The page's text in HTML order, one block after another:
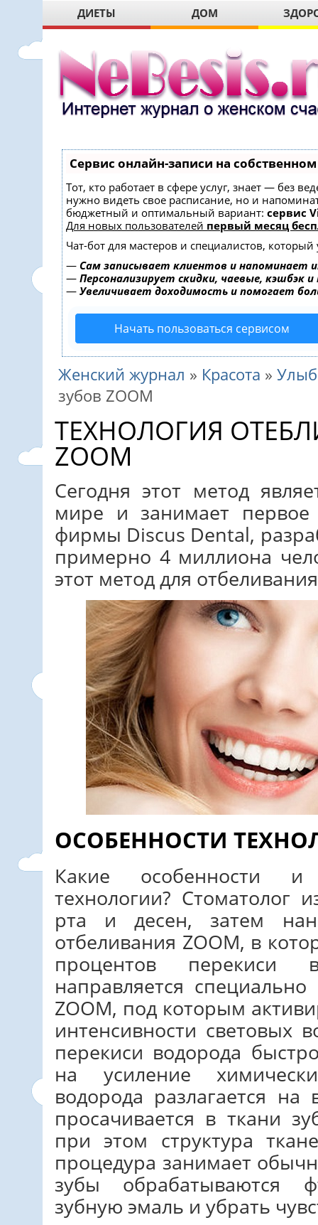
ДИЕТЫ ДОМ
Сервис онлайн-записи на
Тот, кто работает в сфере услуг, знает — без
нужно видеть свое расписание, но и
бюджетный и оптимальный вариант: сервис
Для новых пользователей первый месяц
Чат-бот для мастеров и специалистов,
— Сам записывает клиентов и напоминает
— Персонализирует скидки, чаевые, кэшбэк
— Увеличивает доходимость и помогает
Начать пользоваться сервисом
Женский журнал » Красота »
зубов ZOOM
ТЕХНОЛОГИЯ
ZOOM
Сегодня этот метод
мире и занимает
фирмы Discus Dental,
примерно 4 миллиона
этот метод для
ОСОБЕННОСТИ
Какие особенности и
технологии? Стоматолог
рта и десен, затем
отбеливания ZOOM, в
процентов перекиси
направляется
ZOOM, под которым
интенсивности световых
перекиси водорода
на усиление
водорода разлагается
просачивается в ткани
при этом структура
процедура занимает
зубы обрабатываются
зубную эмаль и убрать